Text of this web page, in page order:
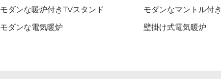
モダンな暖炉付きTVスタンド モダンなマントル付
モダンな電気暖炉 壁掛け式電気暖炉